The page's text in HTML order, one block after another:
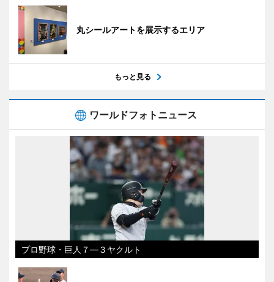
丸シールアートを展示するエリア
もっと見る
ワールドフォトニュース
プロ野球・巨人７―３ヤクルト